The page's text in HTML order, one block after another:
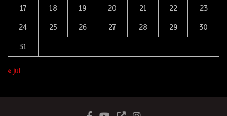
17 18 19 20 21 22 23
24 25 26 27 28 29 30
31
« jul